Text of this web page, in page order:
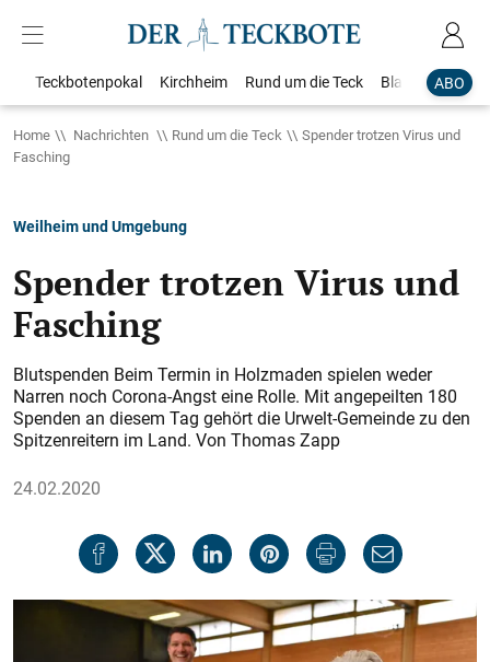
ABO
Teckbotenpokal Kirchheim Rund um die Teck Blaulicht
Home Nachrichten Rund um die Teck
Spender trotzen Virus und
Fasching
Weilheim und Umgebung
Spender trotzen Virus und
Fasching
Blutspenden Beim Termin in Holzmaden spielen weder
Narren noch Corona-Angst eine Rolle. Mit angepeilten 180
Spenden an diesem Tag gehört die Urwelt-Gemeinde zu den
Spitzenreitern im Land. Von Thomas Zapp
24.02.2020